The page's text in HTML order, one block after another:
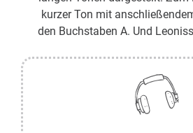
kurzer Ton mit
den Buchstaben A. Und